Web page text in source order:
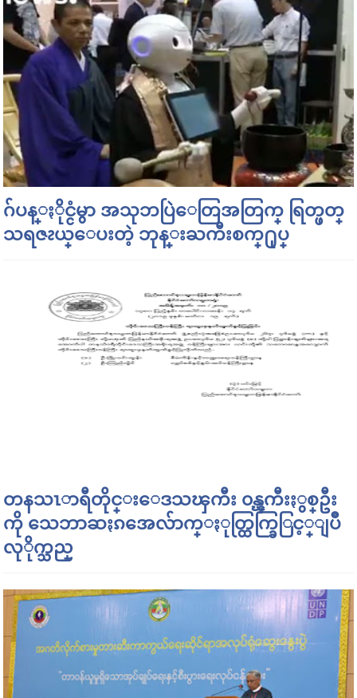
ဂ်ပန္ႏိုင္ငံမွာ အသုဘပြဲေတြအတြက္ ရြတ္ဖတ္
သရဇၩယ္ေပးတဲ့ ဘုန္းႀကီးစက္႐ုပ္
တနသၤာရီတိုင္းေဒသၾကီး ၀န္ၾကီးႏွစ္ဦး
ကို သေဘာဆႏၵအေလ်ာက္ႏုတ္ထြက္ခြြင့္ျပဳ
လုိုက္သည္